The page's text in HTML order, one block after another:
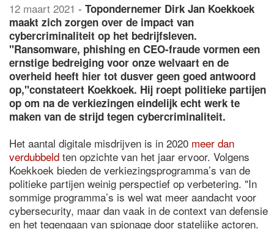
12 maart 2021 - Topondernemer Dirk Jan Koekkoek
maakt zich zorgen over de impact van
cybercriminaliteit op het bedrijfsleven.
"Ransomware, phishing en CEO-fraude vormen een
ernstige bedreiging voor onze welvaart en de
overheid heeft hier tot dusver geen goed antwoord
op,"constateert Koekkoek. Hij roept politieke partijen
op om na de verkiezingen eindelijk echt werk te
maken van de strijd tegen cybercriminaliteit.
Het aantal digitale misdrijven is in 2020 meer dan
verdubbeld ten opzichte van het jaar ervoor. Volgens
Koekkoek bieden de verkiezingsprogramma’s van de
politieke partijen weinig perspectief op verbetering. "In
sommige programma’s is wel wat meer aandacht voor
cybersecurity, maar dan vaak in de context van defensie
en het tegengaan van spionage door statelijke actoren.